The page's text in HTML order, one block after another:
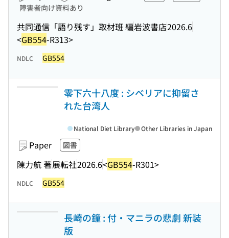
障害者向け資料あり
共同通信「語り残す」取材班 編岩波書店2026.6
<GB554-R313>
NDLC GB554
零下六十八度 : シベリアに抑留さ
れた台湾人
Paper 図書
陳力航 著展転社2026.6<GB554-R301>
National Diet Library Other Libraries in Japan
NDLC GB554
長崎の鐘 : 付・マニラの悲劇 新装
版